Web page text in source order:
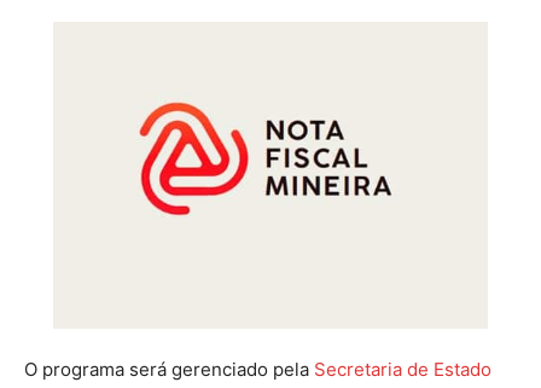
O programa será gerenciado pela Secretaria de Estado